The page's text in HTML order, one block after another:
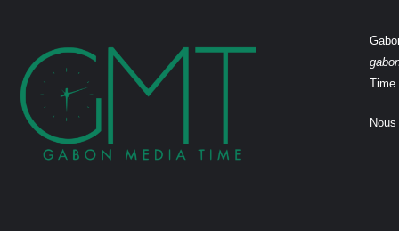
Time.